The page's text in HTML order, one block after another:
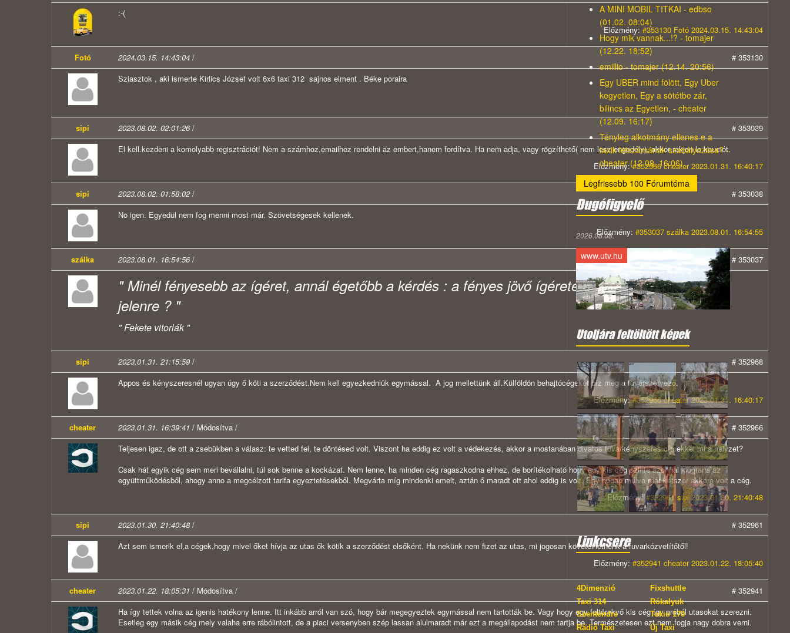
:-(
Előzmény: #353130 Fotó 2024.03.15. 14:43:04
Fotó 2024.03.15. 14:43:04 /
# 353130
Sziasztok , aki ismerte Kirlics József volt 6x6 taxi 312 sajnos elment . Béke poraira
sipi 2023.08.02. 02:01:26/
# 353039
El kell.kezdeni a komolyabb regisztrâciót! Nem a számhoz,emailhez rendelni az embert,hanem fordítva. Ha nem adja, vagy rögzíthető( nem lesz engedély), akkor rakjon le kauciót.
Előzmény:#352966 cheater 2023.01.31. 16:40:17
sipi 2023.08.02. 01:58:02/
# 353038
No igen. Egyedül nem fog menni most már. Szövetségesek kellenek.
Előzmény: #353037 szálka 2023.08.01. 16:54:55
szálka 2023.08.01. 16:54:56/ # 353037
" Minél fényesebb az ígéret, annál égetőbb a kérdés : a fényes jövő ígérete mennyire tesz vakká a
jelenre ? "
" Fekete vitorlák "
sipi 2023.01.31. 21:15:59 /
# 352968
Appos és kényszeresnél ugyan úgy ő köti a szerződést.Nem kell egyezkedniük egymással. A jog mellettünk áll.Külföldön behajtócégeket bíz meg a fuvarszervező.
Előzmény:#352966 cheater 2023.01.31. 16:40:17
cheater 2023.01.31. 16:39:41 / Módosítva /
# 352966
Teljesen igaz, de ott a zsebükben a válasz: te vetted fel, te döntésed volt. Viszont ha eddig ez volt a védekezés, akkor a mostanában divatos fuvarkényszeres címekkel mi a helyzet?
Csak hát egyik cég sem meri bevállalni, túl sok benne a kockázat. Nem lenne, ha minden cég ragaszkodna ehhez, de borítékolható hogy egy kis cég szinte azonnal kiugrana az
együttműködésből, ahogy anno a megcélzott tarifa egyeztetésekből. Megvárta míg mindenki emelt, aztán ő maradt ott ahol eddig is volt. Egy hónap múlva már kétszer akkora volt a cég.
Előzmény:#352961 sipi 2023.01.30. 21:40:48
sipi 2023.01.30. 21:40:48 /
# 352961
Azt sem ismerik el,a cégek,hogy mivel őket hívja az utas ők kötik a szerződést elsőként. Ha nekünk nem fizet az utas, mi jogosan követelhetnénk a fuvarkózvetítőtől!
Előzmény: #352941 cheater 2023.01.22. 18:05:40
cheater 2023.01.22. 18:05:31 / Módosítva /
# 352941
Ha így tettek volna az igenis hatékony lenne. Itt inkább arról van szó, hogy bár megegyeztek egymással nem tartották be. Vagy hogy egy feltörekvő kis cég így próbál utasokat szerezni.
Esetleg egy másik cég mely valaha erre rábólintott, de a piaci versenyben szép lassan alulmaradt már ezt a megállapodást nem tartja be. Természetesen ezt nem fogja nagy dobra verni.
A MINI MOBIL TITKAI - edbso
(01.02. 08:04)
Hogy mik vannak...!? - tomajer
(12.22. 18:52)
emillio - tomajer (12.14. 20:56)
Egy UBER mind fölött, Egy Uber
kegyetlen, Egy a sötétbe zár,
bilincs az Egyetlen, - cheater
(12.09. 16:17)
Tényleg alkotmány ellenes e a
taxik létszámának szabályozása? -
cheater (12.09. 16:06)
Legfrissebb 100 Fórumtéma
Dugófigyelő
2026.08.08.
www.utv.hu
Utoljára feltöltött képek
Linkcsere
4Dimenzió
Fixshuttle
Taxi 314
Szentendre
Rókalyuk
Tokio 170
Rádió Taxi
Új Taxi